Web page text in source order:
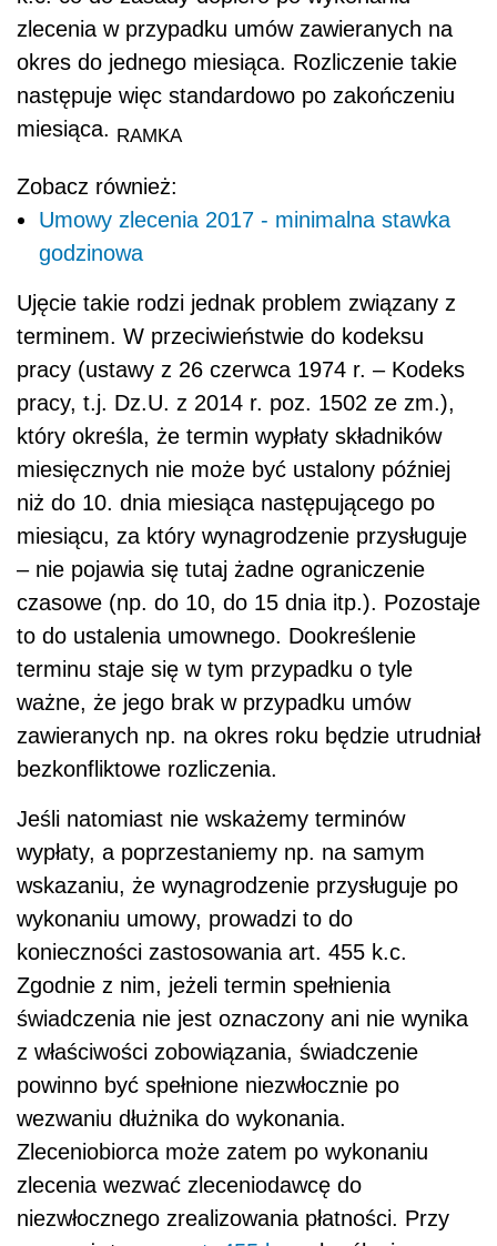
zlecenia w przypadku umów zawieranych na
okres do jednego miesiąca. Rozliczenie takie
następuje więc standardowo po zakończeniu
miesiąca. RAMKA
Zobacz również:
Umowy zlecenia 2017 - minimalna stawka
godzinowa
Ujęcie takie rodzi jednak problem związany z
terminem. W przeciwieństwie do kodeksu
pracy (ustawy z 26 czerwca 1974 r. – Kodeks
pracy, t.j. Dz.U. z 2014 r. poz. 1502 ze zm.),
który określa, że termin wypłaty składników
miesięcznych nie może być ustalony później
niż do 10. dnia miesiąca następującego po
miesiącu, za który wynagrodzenie przysługuje
– nie pojawia się tutaj żadne ograniczenie
czasowe (np. do 10, do 15 dnia itp.). Pozostaje
to do ustalenia umownego. Dookreślenie
terminu staje się w tym przypadku o tyle
ważne, że jego brak w przypadku umów
zawieranych np. na okres roku będzie utrudniał
bezkonfliktowe rozliczenia.
Jeśli natomiast nie wskażemy terminów
wypłaty, a poprzestaniemy np. na samym
wskazaniu, że wynagrodzenie przysługuje po
wykonaniu umowy, prowadzi to do
konieczności zastosowania art. 455 k.c.
Zgodnie z nim, jeżeli termin spełnienia
świadczenia nie jest oznaczony ani nie wynika
z właściwości zobowiązania, świadczenie
powinno być spełnione niezwłocznie po
wezwaniu dłużnika do wykonania.
Zleceniobiorca może zatem po wykonaniu
zlecenia wezwać zleceniodawcę do
niezwłocznego zrealizowania płatności. Przy